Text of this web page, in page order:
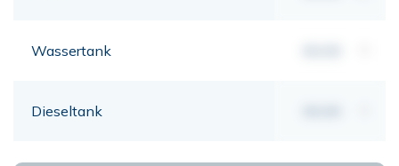
Wassertank
Dieseltank